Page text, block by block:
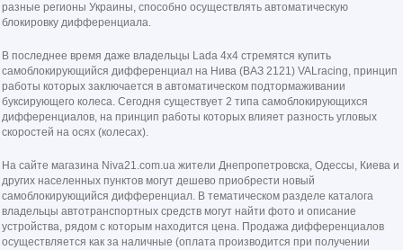
разные регионы Украины, способно осуществлять автоматическую
блокировку дифференциала.
В последнее время даже владельцы Lada 4x4 стремятся купить
самоблокирующийся дифференциал на Нива (ВАЗ 2121) VALracing, принцип
работы которых заключается в автоматическом подтормаживании
буксирующего колеса. Сегодня существует 2 типа самоблокирующихся
дифференциалов, на принцип работы которых влияет разность угловых
скоростей на осях (колесах).
На сайте магазина Niva21.com.ua жители Днепропетровска, Одессы, Киева и
других населенных пунктов могут дешево приобрести новый
самоблокирующийся дифференциал. В тематическом разделе каталога
владельцы автотранспортных средств могут найти фото и описание
устройства, рядом с которым находится цена. Продажа дифференциалов
осуществляется как за наличные (оплата производится при получении